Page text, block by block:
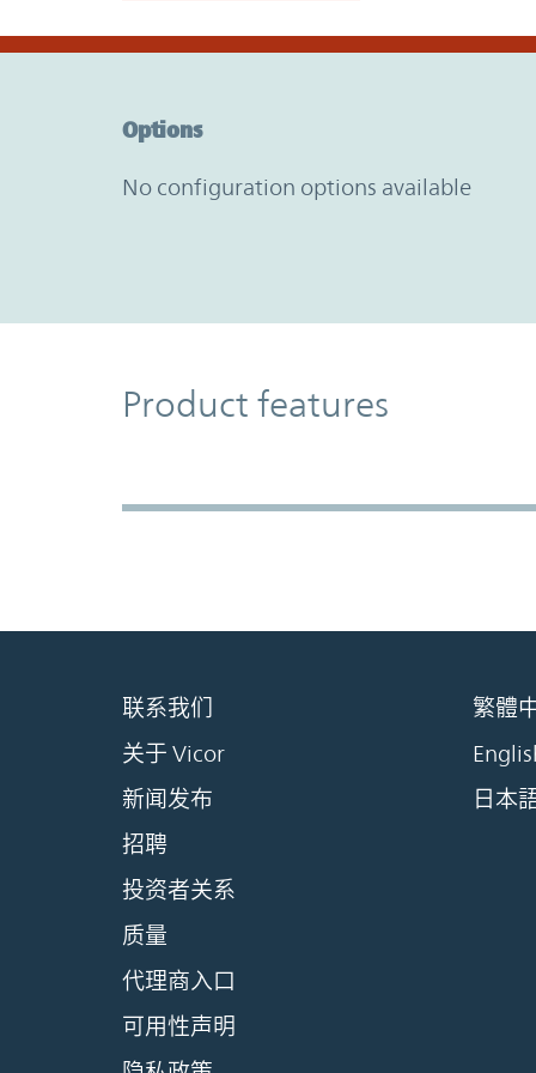
Options
No configuration options available
Product Features
Product features
联系我们
关于 Vicor
新闻发布
招聘
投资者关系
质量
代理商入口
可用性声明
繁體
日本